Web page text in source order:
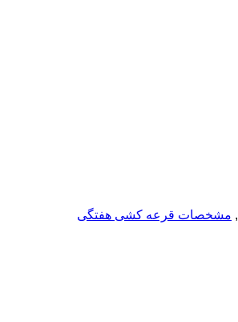
, مشخصات قرعه کشی هفتگی